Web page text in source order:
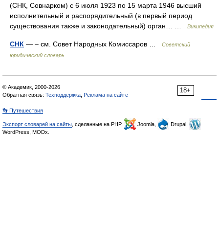
(СНК, Совнарком) c 6 июля 1923 по 15 марта 1946 высший
исполнительный и распорядительный (в первый период
существования также и законодательный) орган… …
Википедия
СНК — – см. Совет Народных Комиссаров …
Советский
юридический словарь
18+
© Академик, 2000-2026
Обратная связь: Техподдержка Реклама на сайте
👣 Путешествия
Экспорт словарей на сайты , сделанные на PHP, Joomla,
Drupal,
WordPress, MODx.